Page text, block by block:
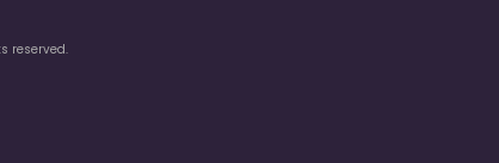
reserved.